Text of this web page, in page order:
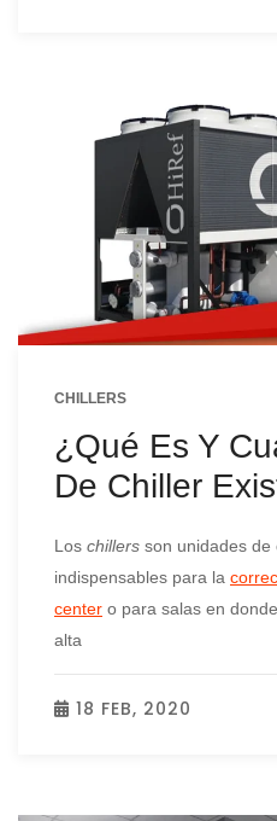
CHILLERS
¿Qué Es Y
De Chiller
Los chillers son unidades de
indispensables para la
center o para salas en
alta
18 FEB, 2020